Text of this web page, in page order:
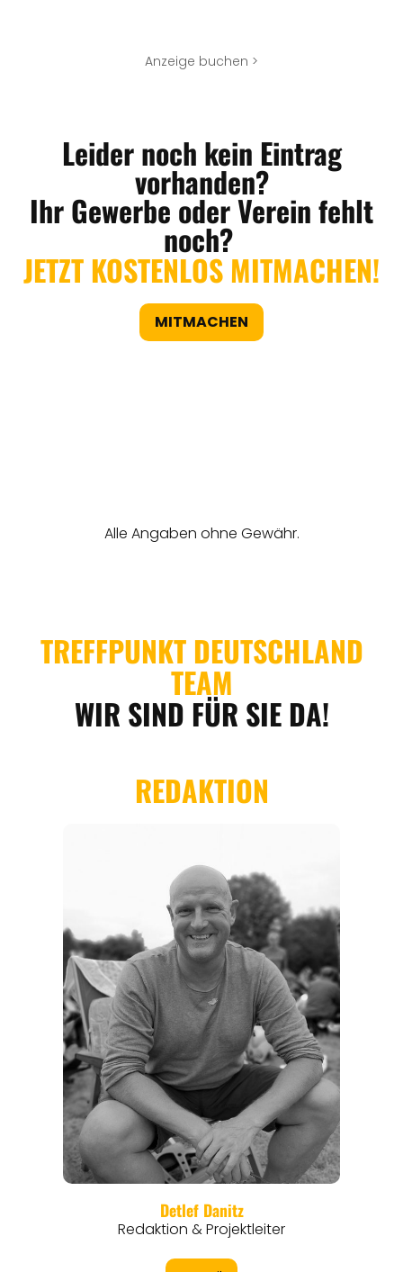
Anzeige buchen >
Leider noch kein Eintrag
vorhanden?
Ihr Gewerbe oder Verein fehlt
noch?
JETZT KOSTENLOS MITMACHEN!
MITMACHEN